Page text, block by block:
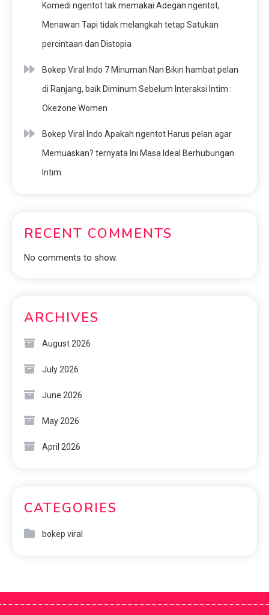
Komedi ngentot tak memakai Adegan ngentot,
Menawan Tapi tidak melangkah tetap Satukan
percintaan dan Distopia
Bokep Viral Indo 7 Minuman Nan Bikin hambat pelan
di Ranjang, baik Diminum Sebelum Interaksi Intim :
Okezone Women
Bokep Viral Indo Apakah ngentot Harus pelan agar
Memuaskan? ternyata Ini Masa Ideal Berhubungan
Intim
RECENT COMMENTS
No comments to show.
ARCHIVES
August 2026
July 2026
June 2026
May 2026
April 2026
CATEGORIES
bokep viral